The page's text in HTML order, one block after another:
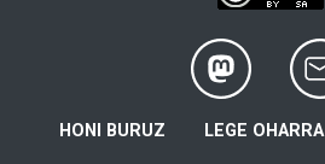
HONI BURUZ LEGE OHARRA